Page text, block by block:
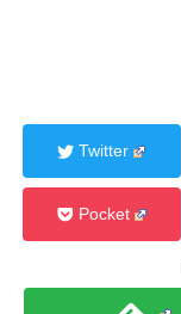
Twitter
Pocket